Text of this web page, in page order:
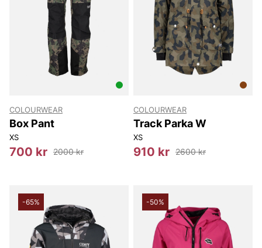
COLOURWEAR
Box Pant
XS
700 kr 2000 kr
COLOURWEAR
Track Parka W
XS
910 kr 2600 kr
-65% -50%